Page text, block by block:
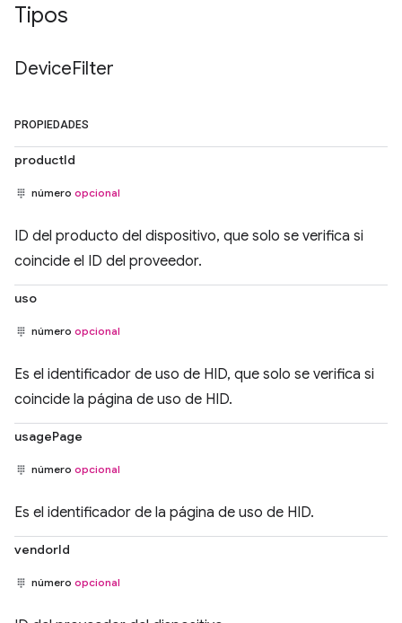
Tipos
DeviceFilter
PROPIEDADES
productId
número opcional
ID del producto del dispositivo, que solo se verifica si
coincide el ID del proveedor.
uso
número opcional
Es el identificador de uso de HID, que solo se verifica si
coincide la página de uso de HID.
usagePage
número opcional
Es el identificador de la página de uso de HID.
vendorId
número opcional